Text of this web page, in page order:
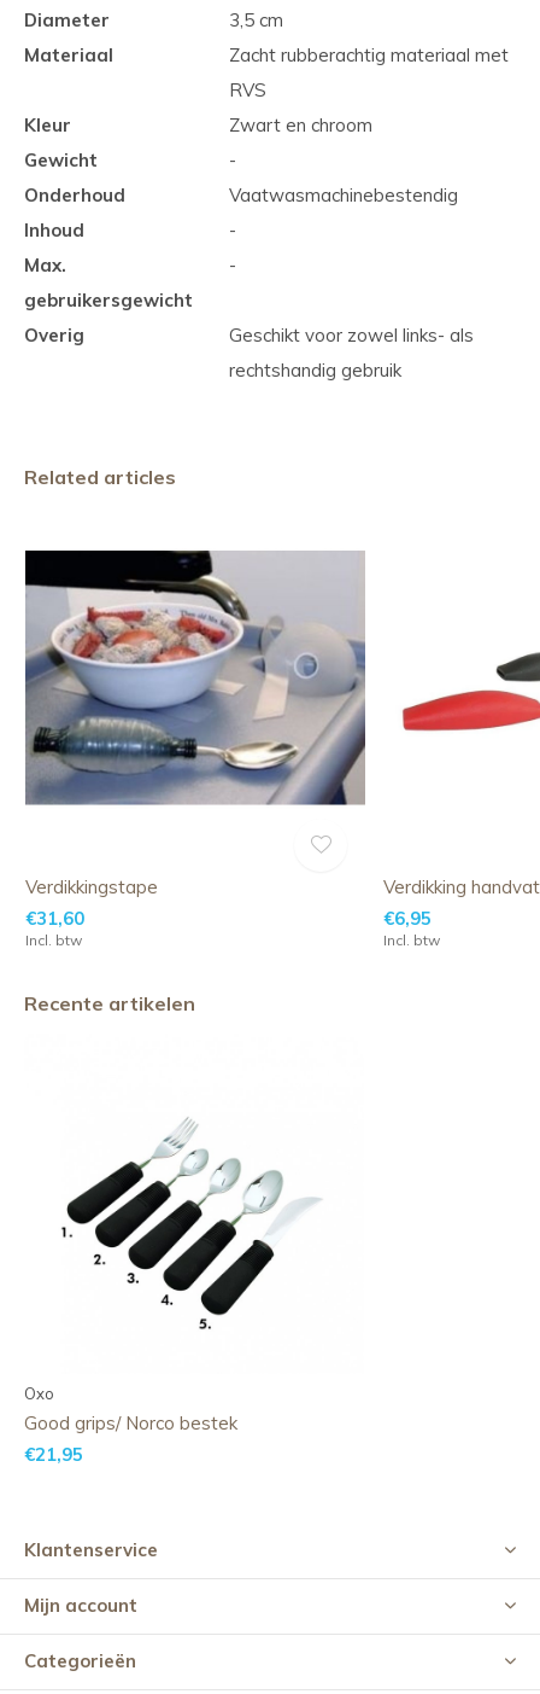
Diameter
3,5 cm
Materiaal
Zacht rubberachtig materiaal met
RVS
Kleur
Zwart en chroom
Gewicht
-
Onderhoud
Vaatwasmachinebestendig
Inhoud
-
Max.
gebruikersgewicht
-
Overig
Geschikt voor zowel links- als
rechtshandig gebruik
Related articles
Verdikkingstape
€31,60
Incl. btw
Verdikking handvat
€6,95
Incl. btw
Recente artikelen
Oxo
Good grips/ Norco bestek
€21,95
Klantenservice
Mijn account
Categorieën